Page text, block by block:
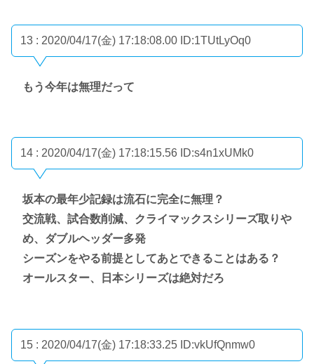
13 : 2020/04/17(金) 17:18:08.00 ID:1TUtLyOq0
もう今年は無理だって
14 : 2020/04/17(金) 17:18:15.56 ID:s4n1xUMk0
坂本の最年少記録は流石に完全に無理？
交流戦、試合数削減、クライマックスシリーズ取りや
め、ダブルヘッダー多発
シーズンをやる前提としてあとできることはある？
オールスター、日本シリーズは絶対だろ
15 : 2020/04/17(金) 17:18:33.25 ID:vkUfQnmw0